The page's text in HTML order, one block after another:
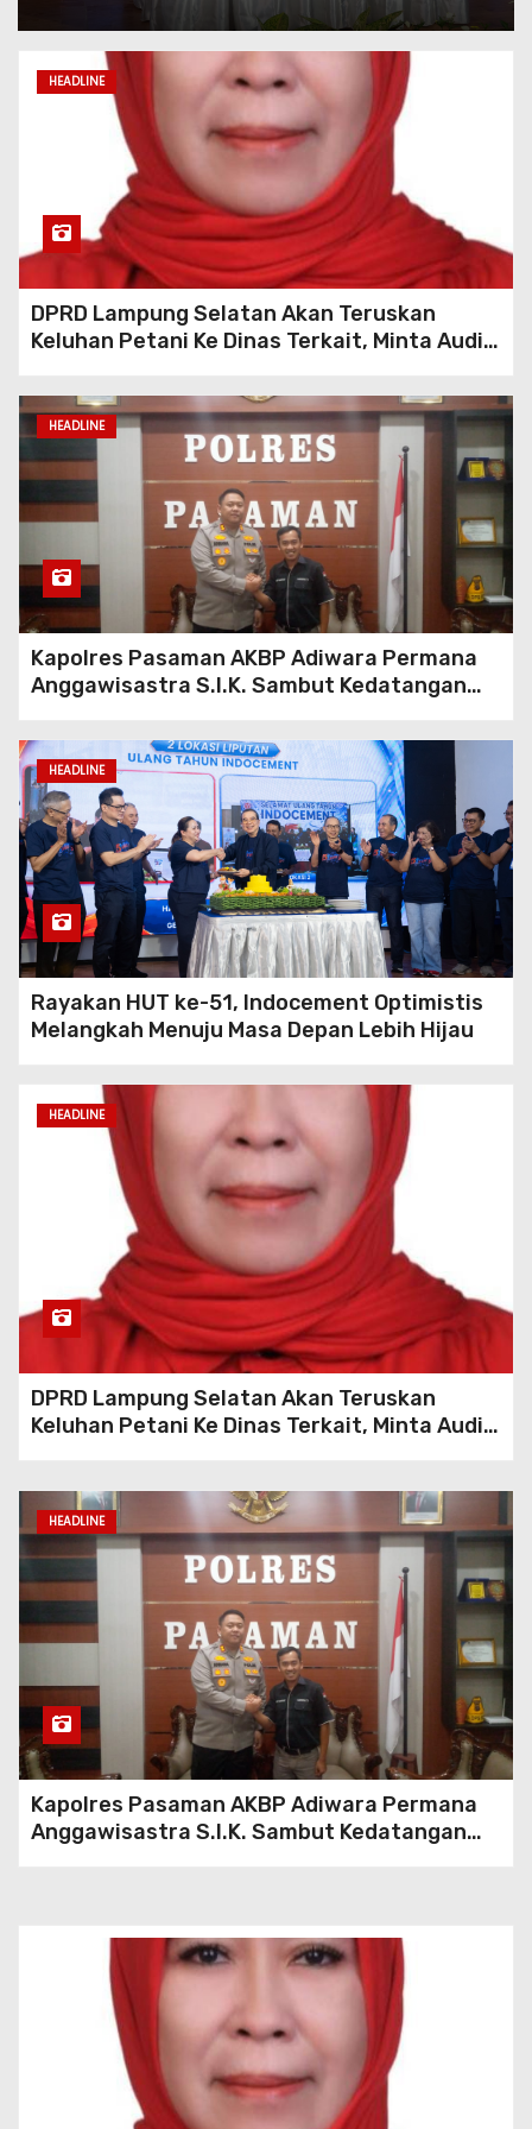
Korban Dugaan
Penyerobotan Tanah 3,2
Hektare Di Cijeruk Adukan
Kasus Ke Mabes Polri
Diduga Berkedok Agen BRI
link, Warung Di Desa Lulur
Disorot Terkait Penjualan
Miras Tanpa Izin
Kebakaran Hebat Landa
Gudang Limbah Di Citereup,
Lima Unit Damkar
Lampung Selatan Kembali
Digegerkan: Petani Desa
Budi Lestari Kecamatan
Tanjung Bintang Tebus Pupuk
Bersubsidi Rp 110 Ribu Per
Sak, Mekanisme Penyaluran
Di Pertanyakan
HEADLINE
DPRD Lampung Selatan Akan Teruskan
Keluhan Petani Ke Dinas Terkait, Minta Audit
Lestari
HEADLINE
Kapolres Pasaman AKBP Adiwara Permana
Anggawisastra S.I.K. Sambut Kedatangan
HEADLINE
Rayakan HUT ke-51, Indocement Optimistis
Melangkah Menuju Masa Depan Lebih Hijau
HEADLINE
DPRD Lampung Selatan Akan Teruskan
Keluhan Petani Ke Dinas Terkait, Minta Audit
HEADLINE
Kapolres Pasaman AKBP Adiwara Permana
Anggawisastra S.I.K. Sambut Kedatangan